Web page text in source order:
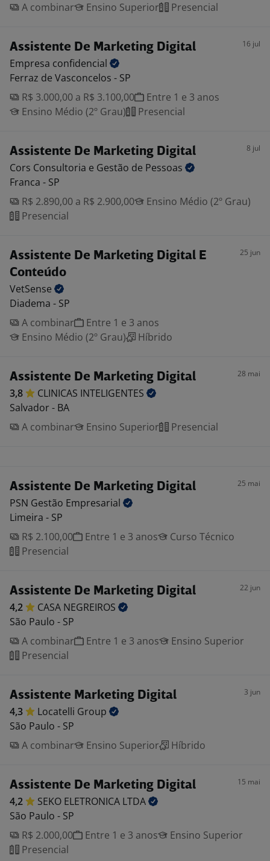
A combinar
Ensino Superior Presencial
Assistente De Marketing Digital 16 jul
Empresa confidencial
Ferraz de Vasconcelos - SP
R$ 3.000,00 a R$ 3.100,00
Entre 1 e 3 anos
Ensino Médio (2º Grau)
Presencial
Assistente De Marketing Digital 8 jul
Cors Consultoria e Gestão de Pessoas
Franca - SP
R$ 2.890,00 a R$ 2.900,00
Ensino Médio (2º Grau)
Presencial
Assistente De Marketing Digital E
Conteúdo
25 jun
VetSense
Diadema - SP
A combinar
Entre 1 e 3 anos
Ensino Médio (2º Grau)
Híbrido
Assistente De Marketing Digital 28 mai
3,8 CLINICAS INTELIGENTES
Salvador - BA
A combinar
Ensino Superior Presencial
Assistente De Marketing Digital 25 mai
PSN Gestão Empresarial
Limeira - SP
R$ 2.100,00
Entre 1 e 3 anos
Curso Técnico
Presencial
Assistente De Marketing Digital 22 jun
4,2 CASA NEGREIROS
São Paulo - SP
A combinar
Entre 1 e 3 anos
Ensino Superior
Presencial
Assistente Marketing Digital 3 jun
4,3 Locatelli Group
São Paulo - SP
A combinar
Ensino Superior Híbrido
Assistente De Marketing Digital 15 mai
4,2 SEKO ELETRONICA LTDA
São Paulo - SP
R$ 2.000,00
Entre 1 e 3 anos
Ensino Superior
Presencial